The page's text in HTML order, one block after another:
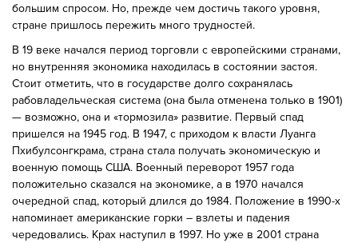
большим спросом. Но, прежде чем достичь такого уровня,
стране пришлось пережить много трудностей.
В 19 веке начался период торговли с европейскими странами,
но внутренняя экономика находилась в состоянии застоя.
Стоит отметить, что в государстве долго сохранялась
рабовладельческая система (она была отменена только в 1901)
— возможно, она и «тормозила» развитие. Первый спад
пришелся на 1945 год. В 1947, с приходом к власти Луанга
Пхибулсонгкрама, страна стала получать экономическую и
военную помощь США. Военный переворот 1957 года
положительно сказался на экономике, а в 1970 начался
очередной спад, который длился до 1984. Положение в 1990-х
напоминает американские горки – взлеты и падения
чередовались. Крах наступил в 1997. Но уже в 2001 страна